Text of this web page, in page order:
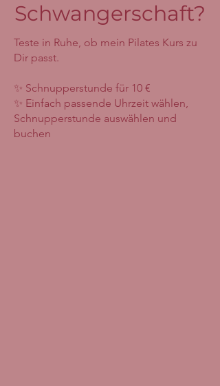
Schwangerschaft?
Teste in Ruhe, ob mein Pilates Kurs zu
Dir passt.
✨ Schnupperstunde für 10 €
✨ Einfach passende Uhrzeit wählen,
Schnupperstunde auswählen und
buchen